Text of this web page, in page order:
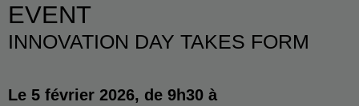
EVENT
INNOVATION DAY TAKES FORM
Le 5 février 2026, de 9h30 à